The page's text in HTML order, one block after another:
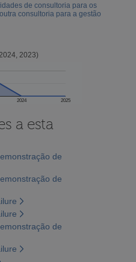
de consultoria para os
consultoria para a gestão
2023)
2024 2025
a esta
de
de
de